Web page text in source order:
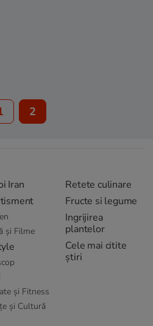
2
Iran
și Filme
și Fitness
și Cultură
Retete culinare
Fructe si legume
Ingrijirea
plantelor
Cele mai citite
știri